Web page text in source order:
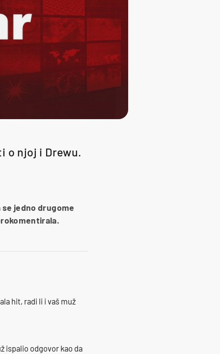
o njoj i Drewu.
se jedno drugome
hit, radi li i vaš muž
ispalio odgovor kao da